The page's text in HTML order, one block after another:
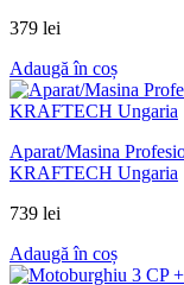
379 lei
Adaugă în coș
Aparat/Masina
KRAFTECH Ungaria
739 lei
Adaugă în coș